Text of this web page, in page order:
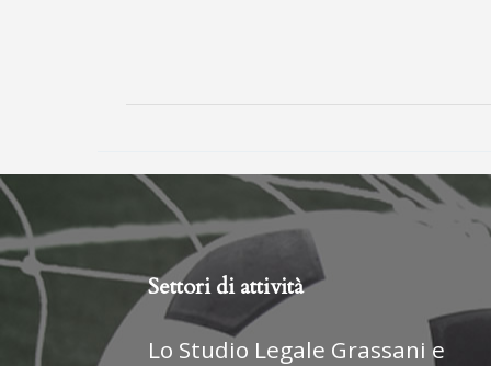
Settori di attività
Lo Studio Legale Grassani e